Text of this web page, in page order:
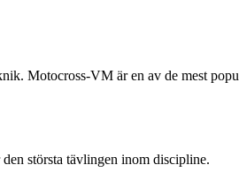
Motocross-VM är en av de mest
största tävlingen inom discipline.